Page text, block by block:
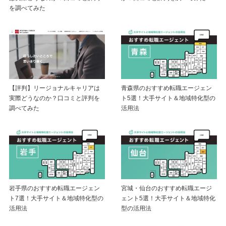
を調べてみた
【評判】リージョナルキャリアは
実際どうなのか？口コミと評判を
調べてみた
青森県のおすすめ転職エージェン
ト5選！大手サイト＆地域特化型の
活用法
岩手県のおすすめ転職エージェン
ト7選！大手サイト＆地域特化型の
活用法
宮城・仙台のおすすめ転職エージ
ェント5選！大手サイト＆地域特化
型の活用法